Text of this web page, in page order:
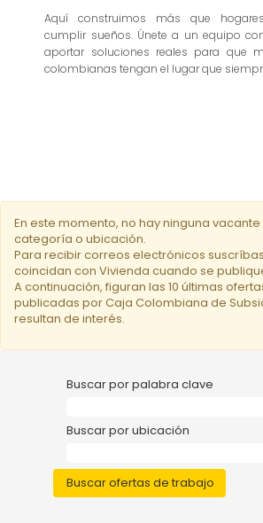
Aquí construimos más que
cumplir sueños. Únete a un equipo
aportar soluciones reales para que
colombianas tengan el lugar que
En este momento, no hay ninguna
categoría o ubicación.
Para recibir correos electrónicos
coincidan con Vivienda cuando se
A continuación, figuran las 10 últimas
publicadas por Caja Colombiana de
resultan de interés.
Buscar por palabra clave
Buscar por ubicación